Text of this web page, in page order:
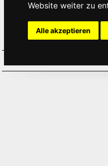
Website weiter zu
Alle akzeptieren